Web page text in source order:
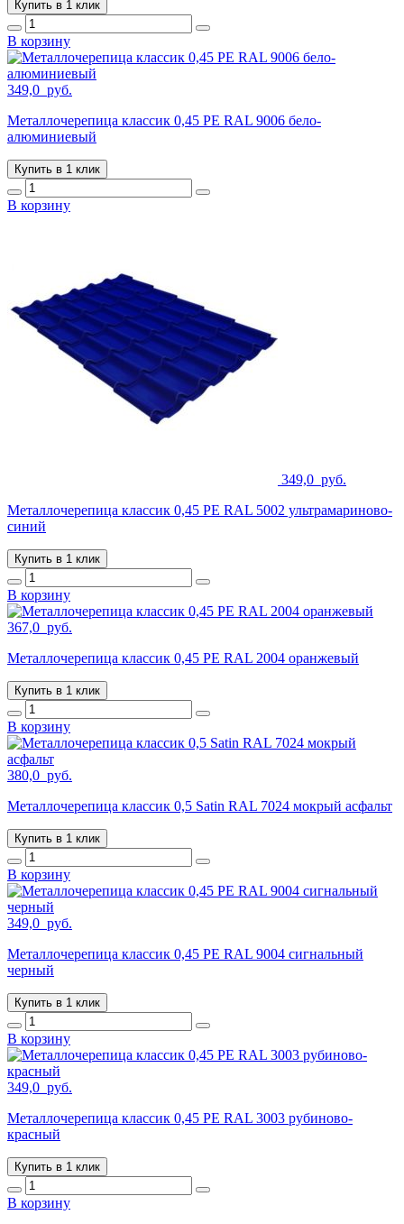
Купить в 1 клик
В корзину
349,0 руб.
Металлочерепица классик 0,45 PE RAL 9006 бело-
алюминиевый
Купить в 1 клик
В корзину
349,0 руб.
Металлочерепица классик 0,45 PE RAL 5002 ультрамариново-
синий
Купить в 1 клик
В корзину
367,0 руб.
Металлочерепица классик 0,45 PE RAL 2004 оранжевый
Купить в 1 клик
В корзину
380,0 руб.
Металлочерепица классик 0,5 Satin RAL 7024 мокрый асфальт
Купить в 1 клик
В корзину
349,0 руб.
Металлочерепица классик 0,45 PE RAL 9004 сигнальный
черный
Купить в 1 клик
В корзину
349,0 руб.
Металлочерепица классик 0,45 PE RAL 3003 рубиново-
красный
Купить в 1 клик
В корзину